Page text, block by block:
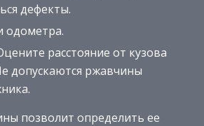
дефекты.
одометра.
расстояние от кузова
допускаются ржавчины
позволит определить ее